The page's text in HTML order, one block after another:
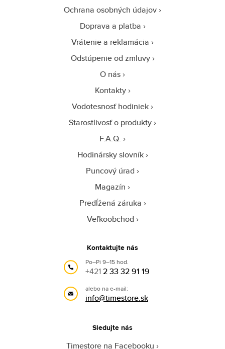
Ochrana osobných údajov
Doprava a platba
Vrátenie a reklamácia
Odstúpenie od zmluvy
O nás
Kontakty
Vodotesnosť hodiniek
Starostlivosť o produkty
F.A.Q.
Hodinársky slovník
Puncový úrad
Magazín
Predĺžená záruka
Veľkoobchod
Kontaktujte nás
Po–Pi 9–15 hod.
+4212 33 32 91 19
alebo na e-mail:
info@timestore.sk
Sledujte nás
Timestore na Facebooku